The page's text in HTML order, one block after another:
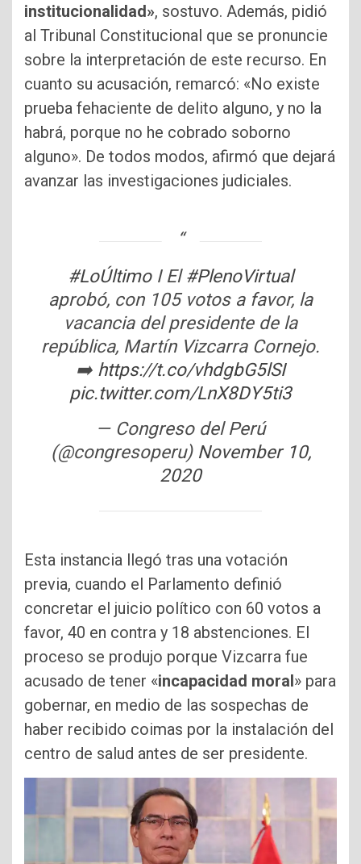
institucionalidad», sostuvo. Además, pidió
al Tribunal Constitucional que se pronuncie
sobre la interpretación de este recurso. En
cuanto su acusación, remarcó: «No existe
prueba fehaciente de delito alguno, y no la
habrá, porque no he cobrado soborno
alguno». De todos modos, afirmó que dejará
avanzar las investigaciones judiciales.
#LoÚltimoI El#PlenoVirtual
aprobó, con 105 votos a favor, la
vacancia del presidente de la
república, Martín Vizcarra Cornejo.
➡️ https://t.co/vhdgbG5lSI
pic.twitter.com/LnX8DY5ti3
— Congreso del Perú
(@congresoperu) November 10,
2020
Esta instancia llegó tras una votación
previa, cuando el Parlamento definió
concretar el juicio político con 60 votos a
favor, 40 en contra y 18 abstenciones. El
proceso se produjo porque Vizcarra fue
acusado de tener «incapacidad moral » para
gobernar, en medio de las sospechas de
haber recibido coimas por la instalación del
centro de salud antes de ser presidente.